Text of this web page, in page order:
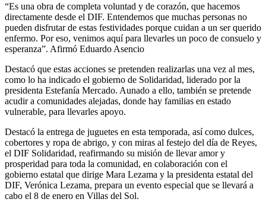
“Es una obra de completa voluntad y de corazón, que hacemos
directamente desde el DIF. Entendemos que muchas personas no
pueden disfrutar de estas festividades porque cuidan a un ser querido
enfermo. Por eso, venimos aquí para llevarles un poco de consuelo y
esperanza”. Afirmó Eduardo Asencio
Destacó que estas acciones se pretenden realizarlas una vez al mes,
como lo ha indicado el gobierno de Solidaridad, liderado por la
presidenta Estefanía Mercado. Aunado a ello, también se pretende
acudir a comunidades alejadas, donde hay familias en estado
vulnerable, para llevarles apoyo.
Destacó la entrega de juguetes en esta temporada, así como dulces,
cobertores y ropa de abrigo, y con miras al festejo del día de Reyes,
el DIF Solidaridad, reafirmando su misión de llevar amor y
prosperidad para toda la comunidad, en colaboración con el
gobierno estatal que dirige Mara Lezama y la presidenta estatal del
DIF, Verónica Lezama, prepara un evento especial que se llevará a
cabo el 8 de enero en Villas del Sol.